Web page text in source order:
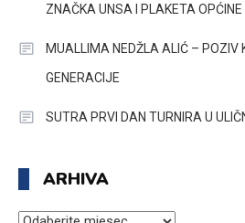
ZNAČKA UNSA I PLAKETA OPĆINE
MUALLIMA NEDŽLA ALIĆ – POZIV
GENERACIJE
SUTRA PRVI DAN TURNIRA U
ARHIVA
ARHIVA